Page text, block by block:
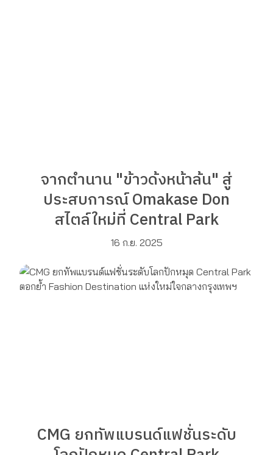
จากตำนาน "ข้าวด้งหน้าล้น" สู่
ประสบการณ์ Omakase Don
สไตล์ใหม่ที่ Central Park
16 ก.ย. 2025
CMG ยกทัพแบรนด์แฟชั่นระดับ